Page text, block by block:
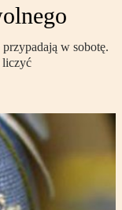
w sobotę.
liczyć